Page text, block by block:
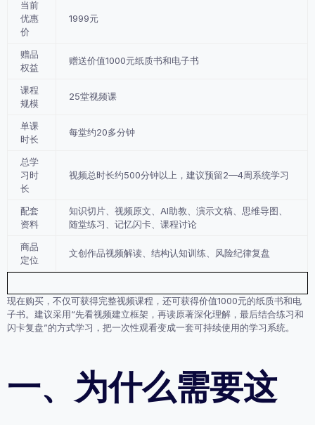
当前
优惠
价
1999元
赠品
权益
赠送价值1000元纸质书和电子书
课程
规模
25堂视频课
单课
时长
每堂约20多分钟
总学
习时
长
视频总时长约500分钟以上 ，建议预留2—4周系统学习
配套
资料
知识切片、视频原文、AI助教、演示文稿、思维导图、
随堂练习、记忆闪卡、课程讨论
商品
定位
文创作品视频解读、结构认知训练、风险纪律复盘
现在购买，不仅可获得完整视频课程，还可获得价值1000元的纸质书和电
子书。建议采用“先看视频建立框架，再读原著深化理解，最后结合练习和
闪卡复盘”的方式学习，把一次性观看变成一套可持续使用的学习系统。
一、为什么需要这